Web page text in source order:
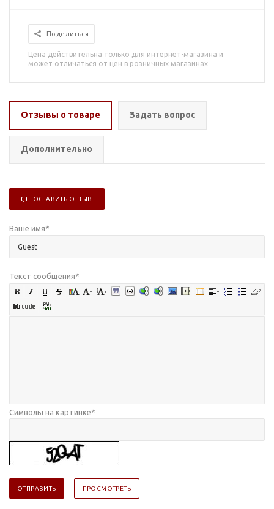
Поделиться
Цена действительна только для интернет-магазина и
может отличаться от цен в розничных магазинах
Отзывы о товаре Задать вопрос
Дополнительно
ОСТАВИТЬ ОТЗЫВ
Ваше имя*
Текст сообщения*
Символы на картинке*